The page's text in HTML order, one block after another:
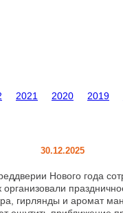
2021 2020 2019
30.12.2025
Нового года
гирлянды и аромат